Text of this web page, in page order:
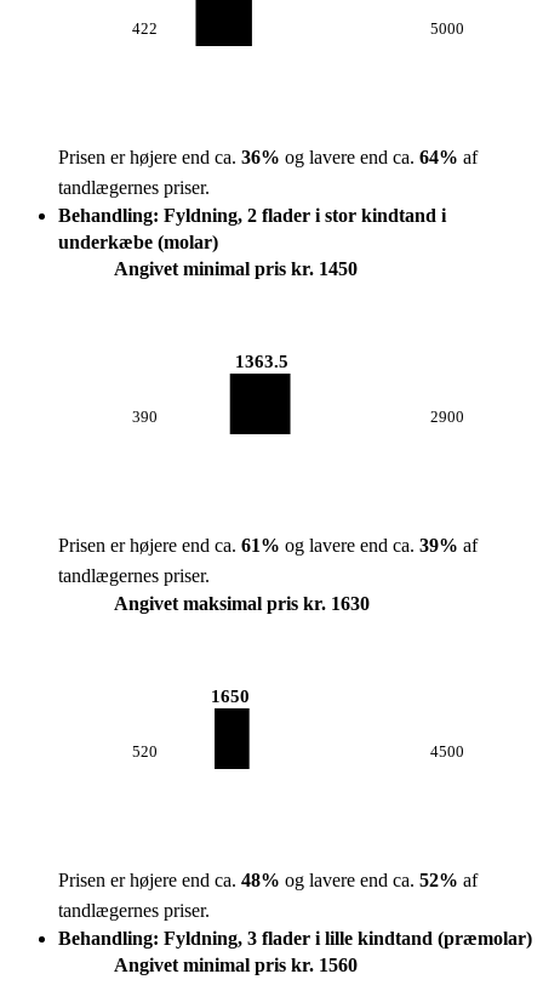
422 5000
Prisen er højere end ca. 36% og lavere end ca. 64% af
tandlægernes priser.
Behandling: Fyldning, 2 flader i stor kindtand i
underkæbe (molar)
Angivet minimal pris kr. 1450
390
1363.5
2900
Prisen er højere end ca. 61% og lavere end ca. 39% af
tandlægernes priser.
Angivet maksimal pris kr. 1630
520
1650
4500
Prisen er højere end ca. 48% og lavere end ca. 52% af
tandlægernes priser.
Behandling: Fyldning, 3 flader i lille kindtand (præmolar)
Angivet minimal pris kr. 1560